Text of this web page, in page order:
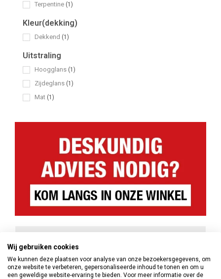
Terpentine (1)
Kleur(dekking)
Dekkend (1)
Uitstraling
Hoogglans (1)
Zijdeglans (1)
Mat (1)
Wij gebruiken cookies
We kunnen deze plaatsen voor analyse van onze bezoekersgegevens, om
onze website te verbeteren, gepersonaliseerde inhoud te tonen en om u
een geweldige website-ervaring te bieden. Voor meer informatie over de